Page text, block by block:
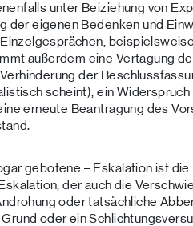
unter Beiziehung von
der eigenen Bedenken und
außerdem eine Vertagung
der
scheint), ein
erneute Beantragung des
gebotene – Eskalation ist
der auch die
oder tatsächliche
oder ein